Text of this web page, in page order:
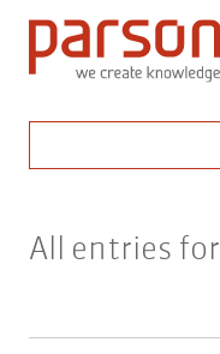
Skip
main
All entries for